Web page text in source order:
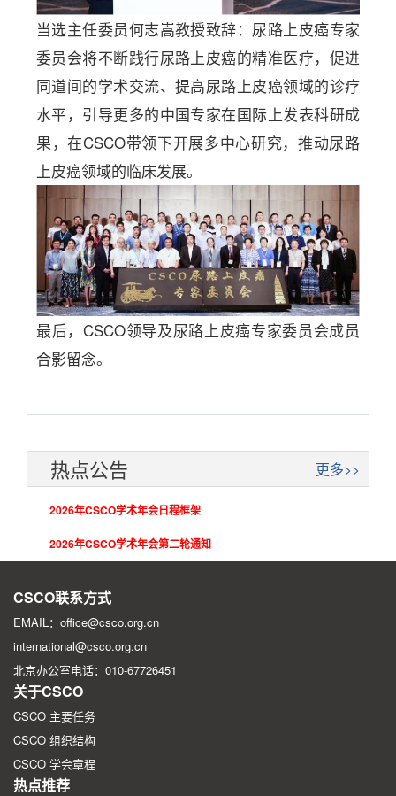
当选主任委员何志嵩教授致辞：尿路上皮癌专家
委员会将不断践行尿路上皮癌的精准医疗，促进
同道间的学术交流、提高尿路上皮癌领域的诊疗
水平，引导更多的中国专家在国际上发表科研成
果，在CSCO带领下开展多中心研究，推动尿路
上皮癌领域的临床发展。
最后，CSCO领导及尿路上皮癌专家委员会成员
合影留念。
热点公告 更多>>
2026年CSCO学术年会日程框架
2026年CSCO学术年会第二轮通知
CSCO联系方式
EMAIL：office@csco.org.cn
international@csco.org.cn
北京办公室电话：010-67726451
关于CSCO
CSCO 主要任务
CSCO 组织结构
CSCO 学会章程
热点推荐